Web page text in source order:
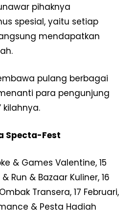
pihaknya
spesial, yaitu setiap
mendapatkan
pulang berbagai
para pengunjung
kilahnya.
Specta-Fest
& Games Valentine, 15
Run & Bazaar Kuliner, 16
Transera, 17 Februari,
& Pesta Hadiah